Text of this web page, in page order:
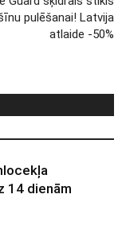
pulēšanai! Latvija
atlaide -50%
14 dienām